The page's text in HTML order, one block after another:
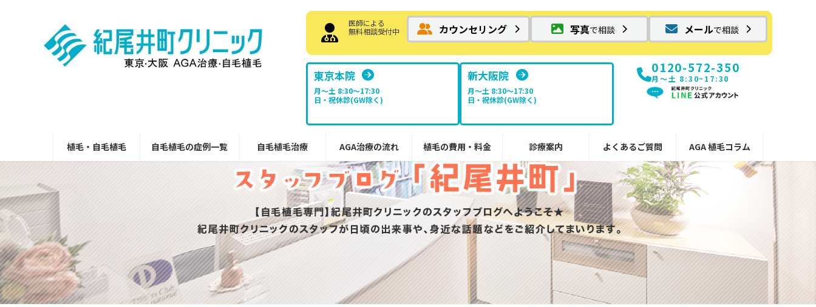
医師による
無料相談受付中
カウンセリング 写真で相談 メールで相談
東京本院
月～土 8:30〜17:30
日・祝休診(GW除く)
新大阪院
月～土 8:30〜17:30
日・祝休診(GW除く)
0120-572-350
月〜土 8:30~17:30
植毛・自毛植毛 自毛植毛の症例一覧 自毛植毛治療 AGA治療の流れ 植毛の費用・料金 診療案内 よくあるご質問 AGA 植毛コラム